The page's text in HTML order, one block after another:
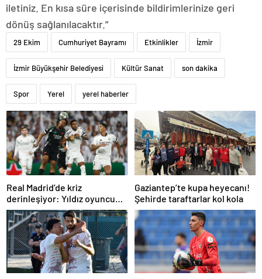
iletiniz. En kısa süre içerisinde bildirimlerinize geri
dönüş sağlanılacaktır.”
29 Ekim Cumhuriyet Bayramı Etkinlikler İzmir
İzmir Büyükşehir Belediyesi Kültür Sanat son dakika
Spor Yerel yerel haberler
Real Madrid’de kriz
derinleşiyor: Yıldız oyuncu
takıma dönmek istemiyor
Gaziantep’te kupa heyecanı!
Şehirde taraftarlar kol kola